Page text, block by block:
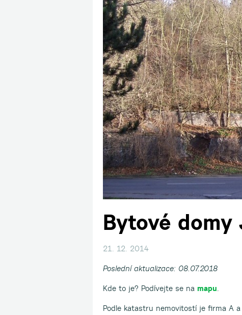
Bytové domy
21. 12. 2014
Poslední aktualizace: 08.07.2018
Kde to je? Podívejte se na mapu.
Podle katastru nemovitostí je firma A